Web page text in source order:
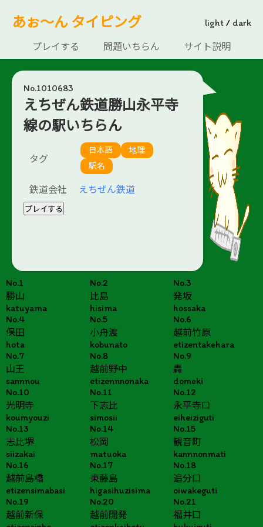
あぉ～ん タイピング light / dark
プレイする 問題いちらん サイト説明
No.1010683
えちぜん鉄道勝山永平寺
線の駅いちらん
タグ
日本語
地理
駅名
鉄道会社 えちぜん鉄道
プレイする
No.1
勝山
katuyama
No.2
比島
hisima
No.3
発坂
hossaka
No.4
保田
hota
No.5
小舟渡
kobunato
No.6
越前竹原
etizentakehara
No.7
山王
sannnou
No.8
越前野中
etizennnonaka
No.9
轟
domeki
No.10
光明寺
koumyouzi
No.11
下志比
simosii
No.12
永平寺口
eiheiziguti
No.13
志比堺
siizakai
No.14
松岡
matuoka
No.15
観音町
kannnonmati
No.16
越前島橋
etizensimabasi
No.17
東藤島
higasihuzisima
No.18
追分口
oiwakeguti
No.19
越前新保
No.20
越前開発
No.21
福井口